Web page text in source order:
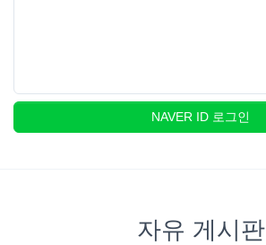
NAVER ID 로그인
자유 게시판